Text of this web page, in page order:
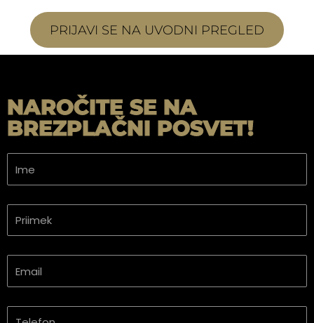
PRIJAVI SE NA UVODNI PREGLED
NAROČITE SE NA
BREZPLAČNI POSVET!
Priimek
Telefon